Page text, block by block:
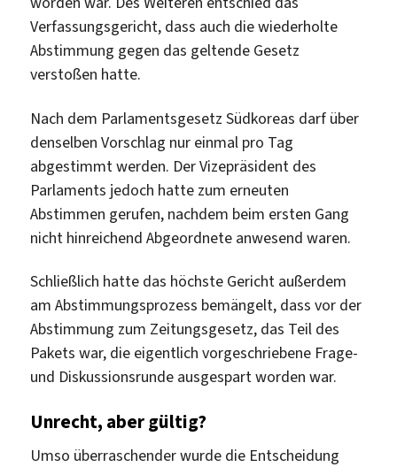
Verfassungsgericht, dass auch die wiederholte
Abstimmung gegen das geltende Gesetz
verstoßen hatte.
Nach dem Parlamentsgesetz Südkoreas darf über
denselben Vorschlag nur einmal pro Tag
abgestimmt werden. Der Vizepräsident des
Parlaments jedoch hatte zum erneuten
Abstimmen gerufen, nachdem beim ersten Gang
nicht hinreichend Abgeordnete anwesend waren.
Schließlich hatte das höchste Gericht außerdem
am Abstimmungsprozess bemängelt, dass vor der
Abstimmung zum Zeitungsgesetz, das Teil des
Pakets war, die eigentlich vorgeschriebene Frage-
und Diskussionsrunde ausgespart worden war.
Unrecht, aber gültig?
Umso überraschender wurde die Entscheidung